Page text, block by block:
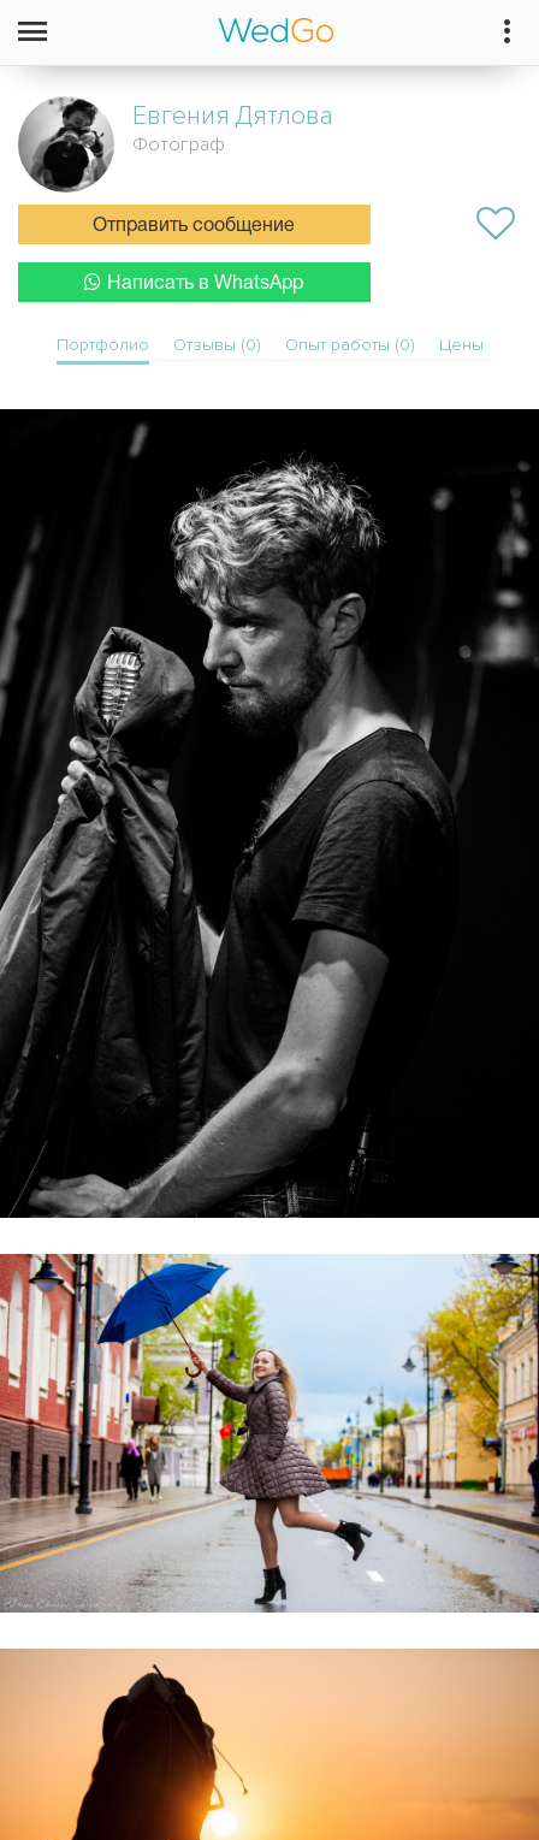
Евгения Дятлова
Фотограф
Отправить сообщение
Написать в WhatsApp
Портфолио Отзывы (0) Опыт работы (0) Цены